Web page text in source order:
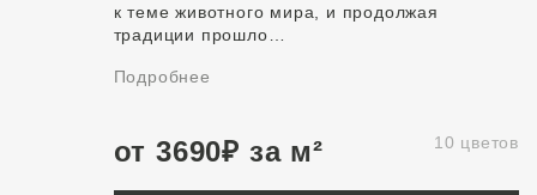
к теме животного мира, и продолжая
традиции прошло…
Подробнее
от3690₽ за м² 10 цветов